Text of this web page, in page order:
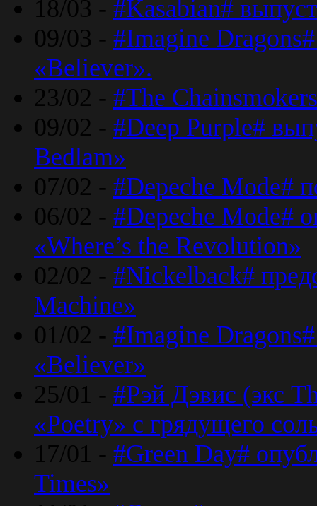
18/03 - #Kasabian#
09/03 - #Imagine
«Believer».
23/02 - #The
09/02 - #Deep Purple#
Bedlam»
07/02 - #Depeche Mode#
06/02 - #Depeche Mode#
«Where’s the Revolution»
02/02 - #Nickelback#
Machine»
01/02 - #Imagine
«Believer»
25/01 - #Рэй Дэвис (экс
«Poetry» с грядущего
17/01 - #Green Day#
Times»